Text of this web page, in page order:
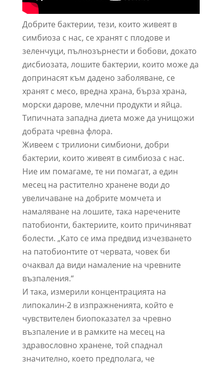
Добрите бактерии, тези, които живеят в
симбиоза с нас, се хранят с плодове и
зеленчуци, пълнозърнести и бобови, докато
дисбиозата, лошите бактерии, които може да
допринасят към дадено заболяване, се
хранят с месо, вредна храна, бърза храна,
морски дарове, млечни продукти и яйца.
Типичната западна диета може да унищожи
добрата чревна флора.
Живеем с трилиони симбиони, добри
бактерии, които живеят в симбиоза с нас.
Ние им помагаме, те ни помагат, а един
месец на растително хранене води до
увеличаване на добрите момчета и
намаляване на лошите, така наречените
патобионти, бактериите, които причиняват
болести. „Като се има предвид изчезването
на патобионтите от червата, човек би
очаквал да види намаление на чревните
възпаления.“
И така, измерили концентрацията на
липокалин-2 в изпражненията, който е
чувствителен биопоказател за чревно
възпаление и в рамките на месец на
здравословно хранене, той спаднал
значително, което предполага, че